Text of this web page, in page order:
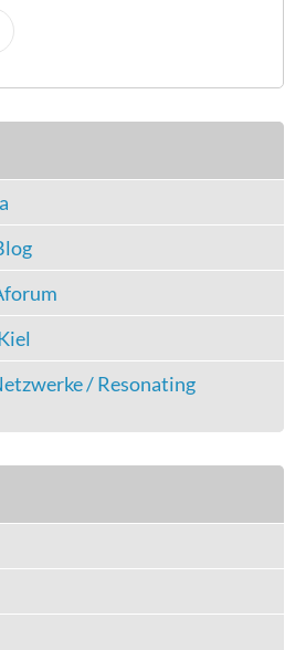
/ Resonating